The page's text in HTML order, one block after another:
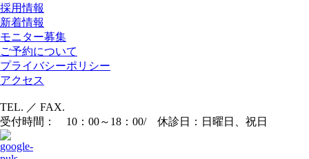
採用情報
新着情報
モニター募集
ご予約について
プライバシーポリシー
アクセス
TEL. ／ FAX.
受付時間： 10：00～18：00/ 休診日：日曜日、祝日